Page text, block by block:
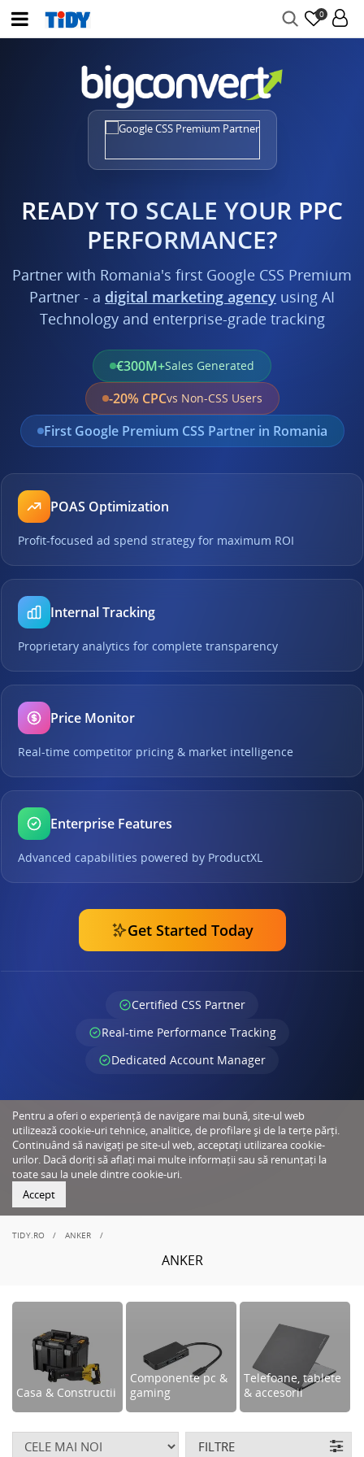
0
READY TO SCALE YOUR PPC
PERFORMANCE?
Partner with Romania's first Google CSS Premium
Partner - a digital marketing agency using AI
Technology and enterprise-grade tracking
€300M+Sales Generated
-20% CPCvs Non-CSS Users
First Google Premium CSS Partner in Romania
POAS Optimization
Profit-focused ad spend strategy for maximum ROI
Internal Tracking
Proprietary analytics for complete transparency
Price Monitor
Real-time competitor pricing & market intelligence
Enterprise Features
Advanced capabilities powered by ProductXL
Get Started Today
Certified CSS Partner
Real-time Performance Tracking
Dedicated Account Manager
Pentru a oferi o experiență de navigare mai bună, site-ul web
utilizează cookie-uri tehnice, analitice, de profilare și de la terțe părți.
Continuând să navigați pe site-ul web, acceptați utilizarea cookie-
urilor. Dacă doriți să aflați mai multe informații sau să renunțați la
toate sau la unele dintre cookie-uri.
Accept
TIDY.RO ANKER
ANKER
Casa & Constructii
Componente pc &
gaming
Telefoane, tablete
& accesorii
FILTRE